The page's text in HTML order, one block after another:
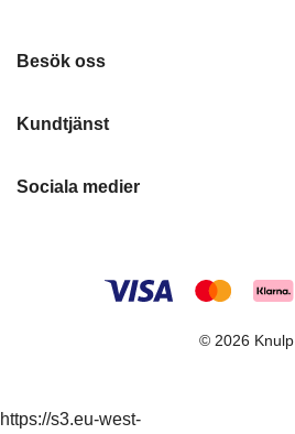
Besök oss
Kundtjänst
Sociala medier
© 2026 Knulp
https://s3.eu-west-